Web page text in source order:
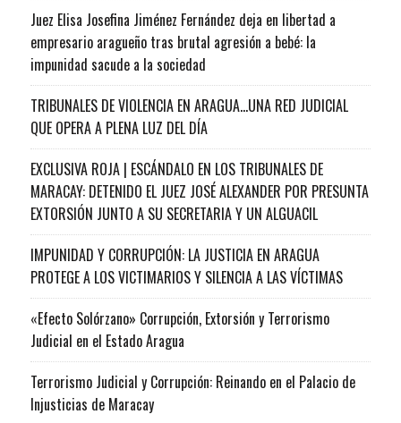
Juez Elisa Josefina Jiménez Fernández deja en libertad a
empresario aragueño tras brutal agresión a bebé: la
impunidad sacude a la sociedad
TRIBUNALES DE VIOLENCIA EN ARAGUA…UNA RED JUDICIAL
QUE OPERA A PLENA LUZ DEL DÍA
EXCLUSIVA ROJA | ESCÁNDALO EN LOS TRIBUNALES DE
MARACAY: DETENIDO EL JUEZ JOSÉ ALEXANDER POR PRESUNTA
EXTORSIÓN JUNTO A SU SECRETARIA Y UN ALGUACIL
IMPUNIDAD Y CORRUPCIÓN: LA JUSTICIA EN ARAGUA
PROTEGE A LOS VICTIMARIOS Y SILENCIA A LAS VÍCTIMAS
«Efecto Solórzano» Corrupción, Extorsión y Terrorismo
Judicial en el Estado Aragua
Terrorismo Judicial y Corrupción: Reinando en el Palacio de
Injusticias de Maracay